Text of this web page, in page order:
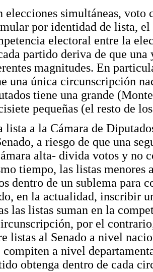
elecciones simultáneas,
por identidad de lista,
electoral entre la
partido deriva de que
magnitudes. En
una única circunscripción
tiene una grande
pequeñas (el resto de
lista a la Cámara de
a riesgo de que una
alta- divida votos y no
tiempo, las listas menores
dentro de un sublema para
en la actualidad, inscribir
las listas suman en la
por el
listas al Senado a nivel
compiten a nivel
obtenga dentro de cada